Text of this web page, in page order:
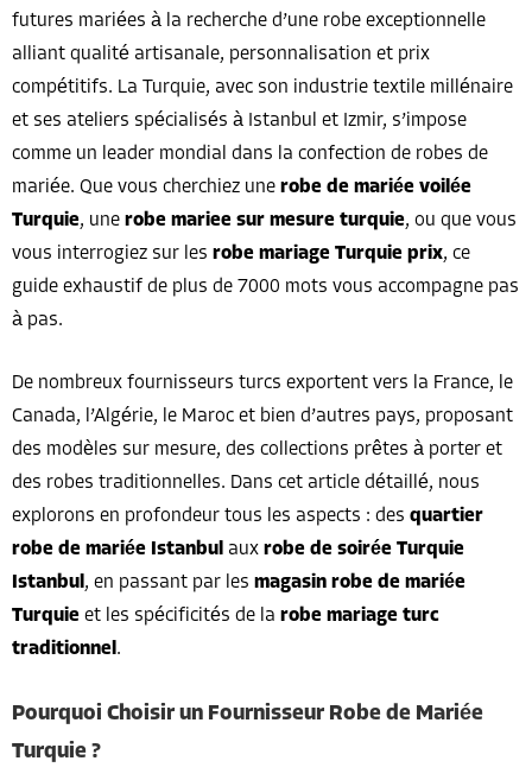
futures mariées à la recherche d’une robe exceptionnelle
alliant qualité artisanale, personnalisation et prix
compétitifs. La Turquie, avec son industrie textile millénaire
et ses ateliers spécialisés à Istanbul et Izmir, s’impose
comme un leader mondial dans la confection de robes de
mariée. Que vous cherchiez une robe de mariée voilée
Turquie, une robe mariee sur mesure turquie, ou que vous
vous interrogiez sur les robe mariage Turquie prix, ce
guide exhaustif de plus de 7000 mots vous accompagne pas
à pas.
De nombreux fournisseurs turcs exportent vers la France, le
Canada, l’Algérie, le Maroc et bien d’autres pays, proposant
des modèles sur mesure, des collections prêtes à porter et
des robes traditionnelles. Dans cet article détaillé, nous
explorons en profondeur tous les aspects : des quartier
robe de mariée Istanbul aux robe de soirée Turquie
Istanbul , en passant par les magasin robe de mariée
Turquie et les spécificités de la robe mariage turc
traditionnel .
Pourquoi Choisir un Fournisseur Robe de Mariée
Turquie ?